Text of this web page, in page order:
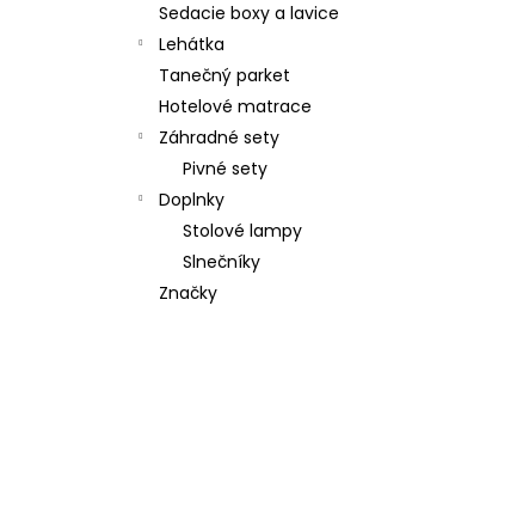
Sedacie boxy a lavice
Lehátka
Tanečný parket
Hotelové matrace
Záhradné sety
Pivné sety
Doplnky
Stolové lampy
Slnečníky
Značky